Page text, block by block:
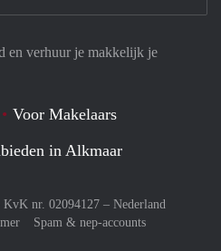
en verhuur je makkelijk je
Voor Makelaars
in Alkmaar
nr. 02094127 – Nederland
Spam & nep-accounts